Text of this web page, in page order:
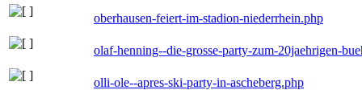
oberhausen-feiert-im-stadion-niederrhein.php
olaf-henning--die-grosse-party-zum-20jaehrigen-
olli-ole--apres-ski-party-in-ascheberg.php